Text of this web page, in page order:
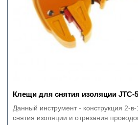
Клещи для снятия изоляции JTC-
Данный инструмент - конструкция 2-
снятия изоляции и отрезания